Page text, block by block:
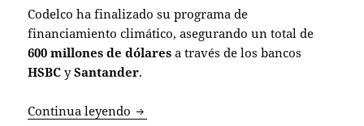
Codelco ha finalizado su programa de
financiamiento climático, asegurando un total de
600 millones de dólares a través de los bancos
HSBC ySantander.
Continua leyendo Minera HMC refuta informe del